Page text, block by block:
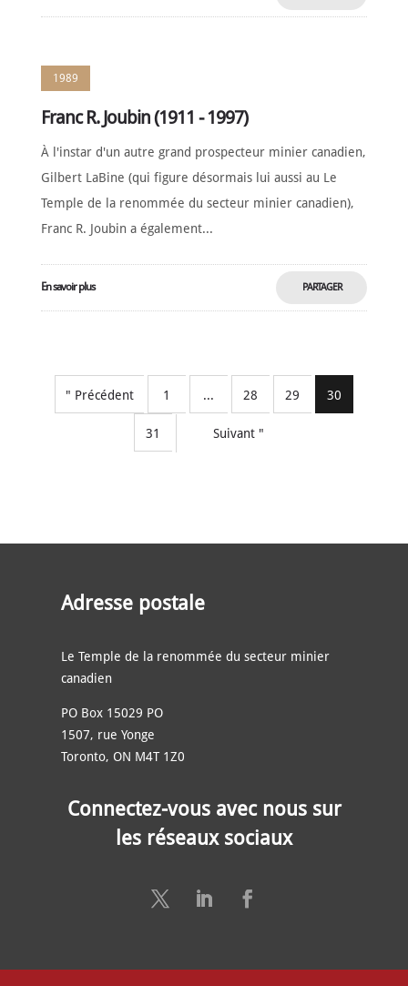
1989
Franc R. Joubin (1911 - 1997)
À l'instar d'un autre grand prospecteur minier canadien,
Gilbert LaBine (qui figure désormais lui aussi au Le
Temple de la renommée du secteur minier canadien),
Franc R. Joubin a également...
En savoir plus PARTAGER
" Précédent 1 ... 28 29 30
31 Suivant "
Adresse postale
Le Temple de la renommée du secteur minier
canadien
PO Box 15029 PO
1507, rue Yonge
Toronto, ON M4T 1Z0
Connectez-vous avec nous sur
les réseaux sociaux